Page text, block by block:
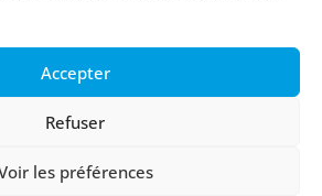
Accepter
Refuser
les préférences
29200 BREST